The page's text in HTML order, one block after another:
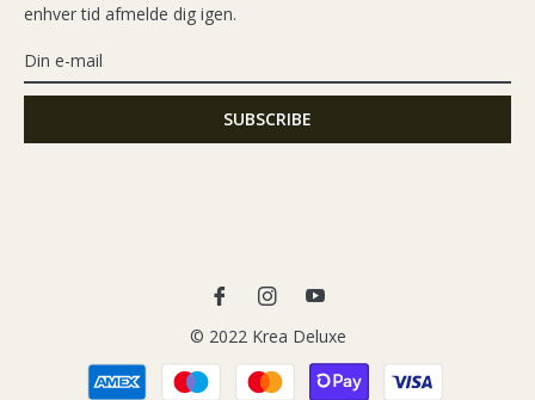
enhver tid afmelde dig igen.
Ins
You
© 2022 Krea Deluxe